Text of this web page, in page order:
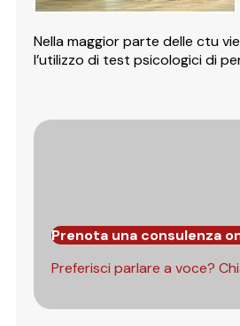
Nella maggior parte delle ctu
l’utilizzo di test psicologici di
Prenota una consulenza
Preferisci parlare a voce?